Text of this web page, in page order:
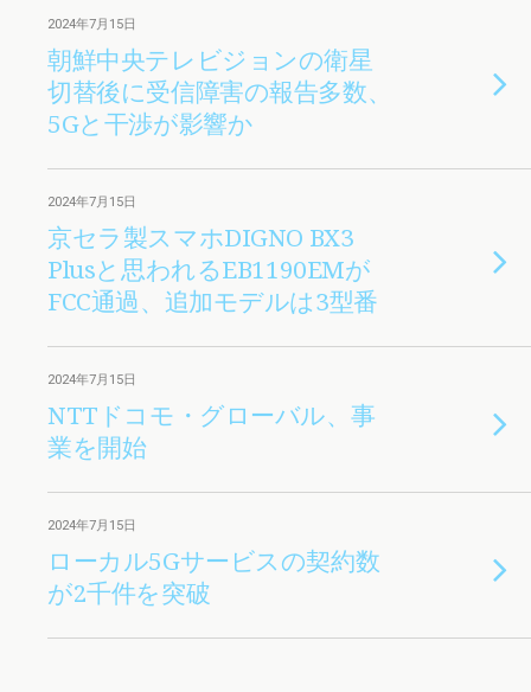
2024年7月15日
朝鮮中央テレビジョンの衛星
切替後に受信障害の報告多数、
5Gと干渉が影響か
2024年7月15日
京セラ製スマホDIGNO BX3
Plusと思われるEB1190EMが
FCC通過、追加モデルは3型番
2024年7月15日
NTTドコモ・グローバル、事
業を開始
2024年7月15日
ローカル5Gサービスの契約数
が2千件を突破